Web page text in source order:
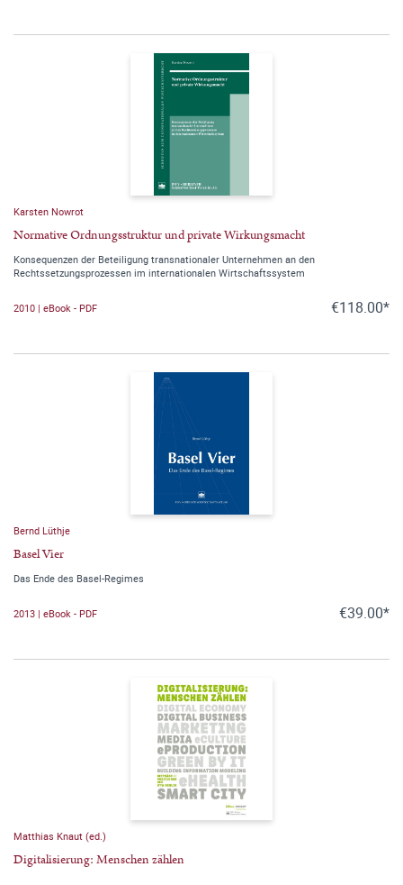
Karsten Nowrot
Normative Ordnungsstruktur und private Wirkungsmacht
Konsequenzen der Beteiligung transnationaler Unternehmen an den
Rechtssetzungsprozessen im internationalen Wirtschaftssystem
2010 | eBook - PDF €118.00*
Bernd Lüthje
Basel Vier
Das Ende des Basel-Regimes
2013 | eBook - PDF €39.00*
Matthias Knaut (ed.)
Digitalisierung: Menschen zählen